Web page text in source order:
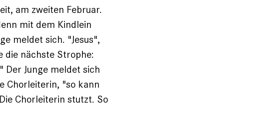
am zweiten Februar.
mit dem Kindlein
meldet sich. "Jesus",
die nächste Strophe:
Der Junge meldet sich
Chorleiterin, "so kann
Chorleiterin stutzt. So